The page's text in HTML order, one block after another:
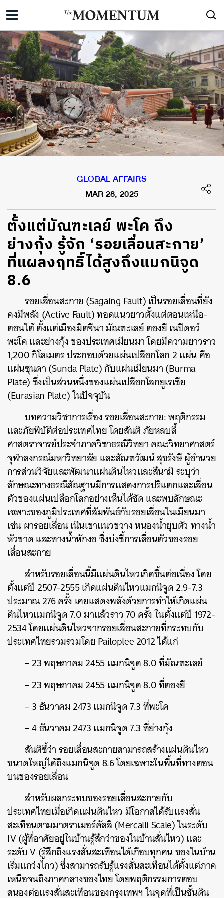
GLOBAL AFFAIRS
MAR 28, 2025
ตั้งแต่มัณฑะเลย์ พะโค ถึง
ย่างกุ้ง รู้จัก ‘รอยเลื่อนสะกาย’
ที่แผลงฤทธิ์ได้สูงถึงแมกนิจูด
8.6
รอยเลื่อนสะกาย (Sagaing Fault) เป็นรอยเลื่อนที่ยัง
คงมีพลัง (Active Fault) ทอดแนวยาวตั้งแต่ตอนเหนือ-
ตอนใต้ ตั้งแต่เมืองมิตจีนา มัณฑะเลย์ ตองยี เนปิดอว์
พะโค และย่างกุ้ง ของประเทศเมียนมา โดยมีความยาวราว
1,200 กิโลเมตร ประกอบด้วยแผ่นเปลือกโลก 2 แผ่น คือ
แผ่นซุนดา (Sunda Plate) กับแผ่นเมียนมา (Burma
Plate) ซึ่งเป็นส่วนหนึ่งของแผ่นเปลือกโลกยูเรเซีย
(Eurasian Plate) ในปัจจุบัน
บทความวิชาการเรื่อง รอยเลื่อนสะกาย: พฤติกรรม
และภัยพิบัติต่อประเทศไทย โดยสันติ ภัยหลบลี้
ศาสตราจารย์ประจำภาควิชาธรณีวิทยา คณะวิทยาศาสตร์
จุฬาลงกรณ์มหาวิทยาลัย และสัณฑวัฒน์ สุขรังษี ผู้อำนวย
การส่วนวิจัยและพัฒนาแผ่นดินไหวและสึนามิ ระบุว่า
ลักษณะทางธรณีสัณฐานมีการแสดงการปริแตกและเลื่อน
ตัวของแผ่นเปลือกโลกอย่างเห็นได้ชัด และพบลักษณะ
เฉพาะของภูมิประเทศที่สัมพันธ์กับรอยเลื่อนในเมียนมา
เช่น ผารอยเลื่อน เนินเขาแนวขวาง หนองน้ำยุบตัว ทางน้ำ
หัวขาด และทางน้ำหักงอ ซึ่งบ่งชี้การเลื่อนตัวของรอย
เลื่อนสะกาย
สำหรับรอยเลื่อนนี้มีแผ่นดินไหวเกิดขึ้นต่อเนื่อง โดย
ตั้งแต่ปี 2507-2555 เกิดแผ่นดินไหวแมกนิจูด 2.9-7.3
ประมาณ 276 ครั้ง เคยแสดงพลังด้วยการทำให้เกิดแผ่น
ดินไหวแมกนิจูด 7.0 มาแล้วราว 70 ครั้ง ในตั้งแต่ปี 1972-
2534 โดยแผ่นดินไหวจากรอยเลื่อนสะกายที่กระทบกับ
ประเทศไทยรวมรวมโดย Pailoplee 2012 ได้แก่
– 23 พฤษภาคม 2455 แมกนิจูด 8.0 ที่มัณฑะเลย์
– 23 พฤษภาคม 2455 แมกนิจูด 8.0 ที่ตองยี
– 3 ธันวาคม 2473 แมกนิจูด 7.3 ที่พะโค
– 4 ธันวาคม 2473 แมกนิจูด 7.3 ที่ย่างกุ้ง
สันติชี้ว่า รอยเลื่อนสะกายสามารถสร้างแผ่นดินไหว
ขนาดใหญ่ได้ถึงแมกนิจูด 8.6 โดยเฉพาะในพื้นที่ทางตอน
บนของรอยเลื่อน
สำหรับผลกระทบของรอยเลื่อนสะกายกับ
ประเทศไทยเมื่อเกิดแผ่นดินไหว มีโอกาสได้รับแรงสั่น
สะเทือนตามมาตราเมอร์คัลลิ (Mercalli Scale) ในระดับ
IV (ผู้ที่อาศัยอยู่ในบ้านรู้สึกว่าของในบ้านสั่นไหว) และ
ระดับ V (รู้สึกถึงแรงสั่นสะเทือนได้เกือบทุกคน ของในบ้าน
เริ่มแกว่งไกว) ซึ่งสามารถรับรู้แรงสั่นสะเทือนได้ตั้งแต่ภาค
เหนือจนถึงภาคกลางของไทย โดยพฤติกรรมการตอบ
สนองต่อแรงสั่นสะเทือนของกรุงเทพฯ ในจุดที่เป็นชั้นดิน